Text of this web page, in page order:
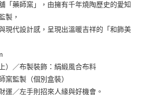
星展（台灣）商業銀行
含以上)免運費
「藥師窯」，由擁有千年燒陶歷史的愛知
製，
現代設計感，呈現出溫暖吉祥的「和飾美
）／布製裝飾：絹緞風合布料
窯監製（個別盒裝）
運／左手則招來人緣與好機會。